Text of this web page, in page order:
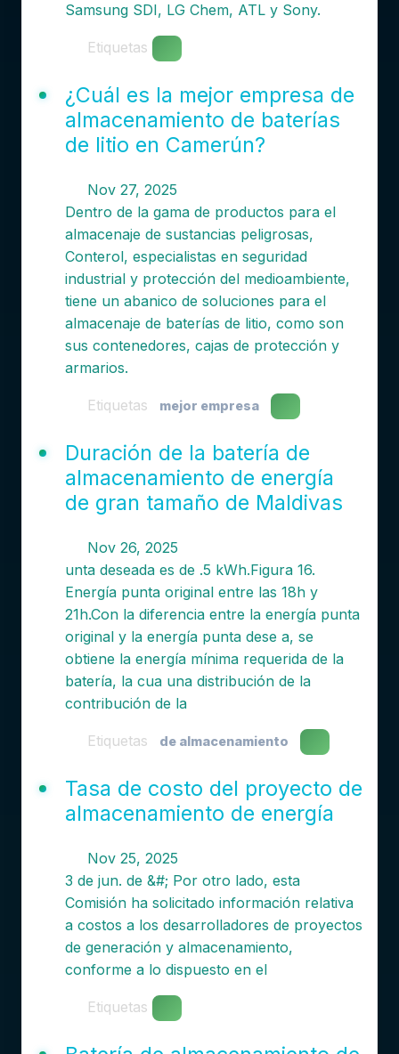
Samsung SDI, LG Chem, ATL y Sony.
Etiquetas
¿Cuál es la mejor empresa de
almacenamiento de baterías
de litio en Camerún?
Nov 27, 2025
Dentro de la gama de productos para el
almacenaje de sustancias peligrosas,
Conterol, especialistas en seguridad
industrial y protección del medioambiente,
tiene un abanico de soluciones para el
almacenaje de baterías de litio, como son
sus contenedores, cajas de protección y
armarios.
Etiquetas mejor empresa
Duración de la batería de
almacenamiento de energía
de gran tamaño de Maldivas
Nov 26, 2025
unta deseada es de .5 kWh.Figura 16.
Energía punta original entre las 18h y
21h.Con la diferencia entre la energía punta
original y la energía punta dese a, se
obtiene la energía mínima requerida de la
batería, la cua una distribución de la
contribución de la
Etiquetas de almacenamiento
Tasa de costo del proyecto de
almacenamiento de energía
Nov 25, 2025
3 de jun. de &#; Por otro lado, esta
Comisión ha solicitado información relativa
a costos a los desarrolladores de proyectos
de generación y almacenamiento,
conforme a lo dispuesto en el
Etiquetas